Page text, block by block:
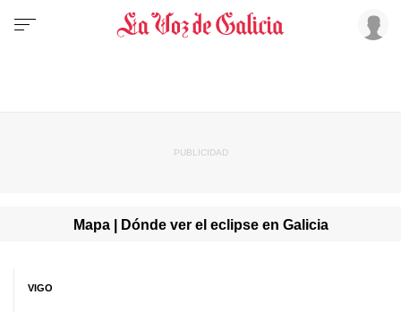
Mapa | Dónde ver el eclipse en Galicia
VIGO